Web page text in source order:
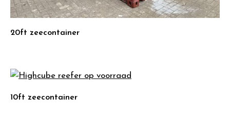
20ft zeecontainer
10ft zeecontainer